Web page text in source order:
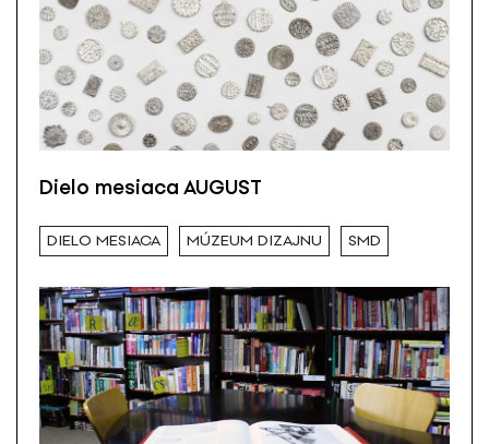
Dielo mesiaca AUGUST
DIELO MESIACA MÚZEUM DIZAJNU SMD